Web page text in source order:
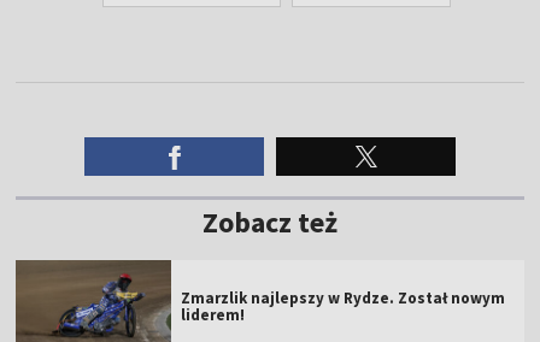
Zobacz też
Zmarzlik najlepszy w Rydze. Został nowym
liderem!